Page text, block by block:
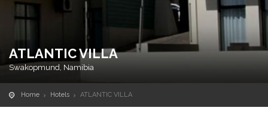
ATLANTIC VILLA
Swakopmund, Namibia
Home Hotels ATLANTIC VILLA